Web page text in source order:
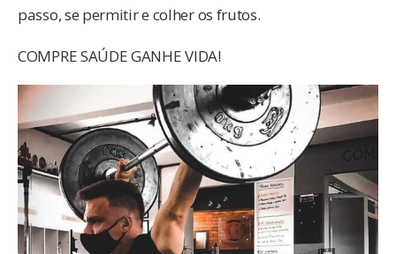
passo, se permitir e colher os frutos.
COMPRE SAÚDE GANHE VIDA!